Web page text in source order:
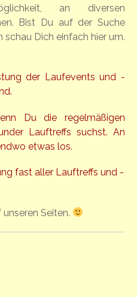
an diversen
Bist Du auf der Suche
Dich einfach hier um.
der Laufevents und -
Du die regelmäßigen
Lauftreffs suchst. An
etwas los.
fast aller Lauftreffs und -
Seiten.